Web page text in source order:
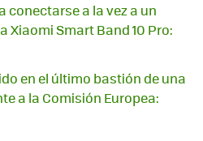
conectarse a la vez a un
Xiaomi Smart Band 10 Pro:
en el último bastión de una
a la Comisión Europea: